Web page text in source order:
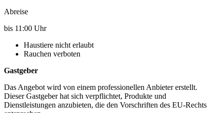
Abreise
bis 11:00 Uhr
Haustiere nicht erlaubt
Rauchen verboten
Gastgeber
Das Angebot wird von einem professionellen Anbieter erstellt.
Dieser Gastgeber hat sich verpflichtet, Produkte und
Dienstleistungen anzubieten, die den Vorschriften des EU-Rechts